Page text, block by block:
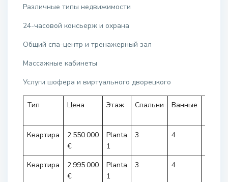
Различные типы недвижимости
24-часовой консьерж и охрана
Общий спа-центр и тренажерный зал
Массажные кабинеты
Услуги шофера и виртуального дворецкого
Тип Цена Этаж Спальни Ванные
Квартира
2.550.000
€
Planta
1
3 4
Квартира
2.995.000
€
Planta
1
3 4